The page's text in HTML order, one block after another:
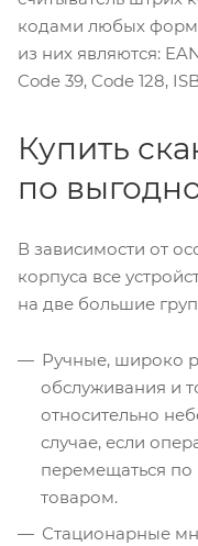
кодами любых
из них являются:
Code 39, Code 128,
Купить
по
В зависимости от
корпуса все
на две большие
Ручные, широко
обслуживания и
относительно
случае, если
перемещаться
товаром.
Стационарные